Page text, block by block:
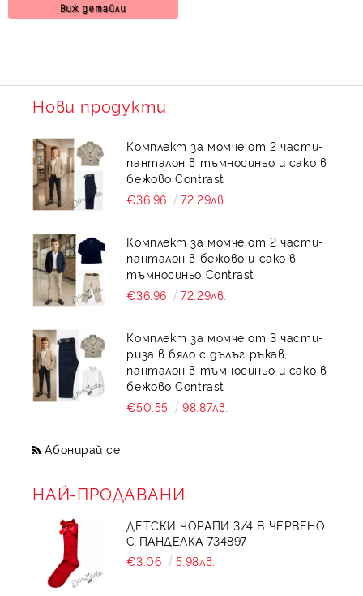
Виж детайли
Нови продукти
Комплект за момче от 2 части-
панталон в тъмносиньо и сако в
бежово Contrast
€36.96
72.29лв.
Комплект за момче от 2 части-
панталон в бежово и сако в
тъмносиньо Contrast
€36.96
72.29лв.
Комплект за момче от 3 части-
риза в бяло с дълъг ръкав,
панталон в тъмносиньо и сако в
бежово Contrast
€50.55
98.87лв.
Абонирай се
НАЙ-ПРОДАВАНИ
ДЕТСКИ ЧОРАПИ 3/4 В ЧЕРВЕНО
С ПАНДЕЛКА 734897
€3.06
5.98лв.